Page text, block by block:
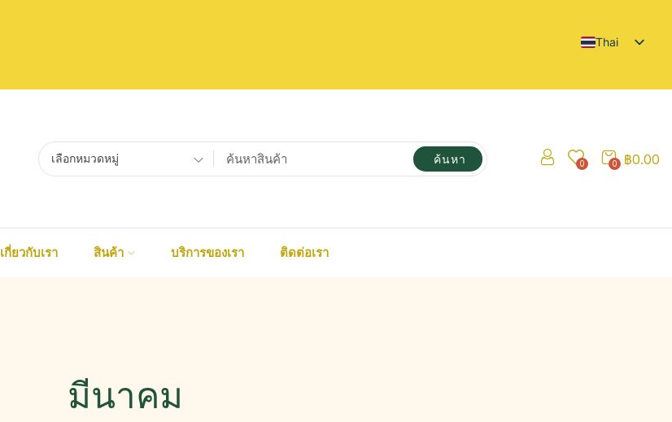
Thai
เลือกหมวดหมู่ ค้นหา 0 ฿0.00
0
เกี่ยวกับเรา สินค้า บริการของเรา ติดต่อเรา
มีนาคม